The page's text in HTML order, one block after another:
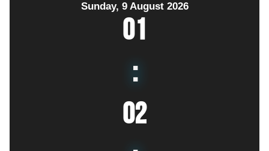
Sunday, 9 August 2026
01
:
02